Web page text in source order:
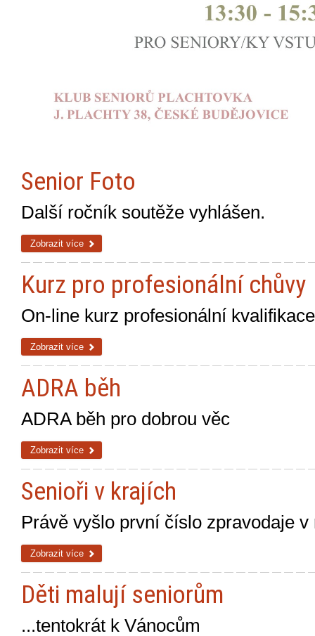
Senior Foto
Další ročník soutěže vyhlášen.
Zobrazit více
Kurz pro profesionální chůvy
On-line kurz profesionální kvalifikace
Zobrazit více
ADRA běh
ADRA běh pro dobrou věc
Zobrazit více
Senioři v krajích
Právě vyšlo první číslo zpravodaje v
Zobrazit více
Děti malují seniorům
...tentokrát k Vánocům